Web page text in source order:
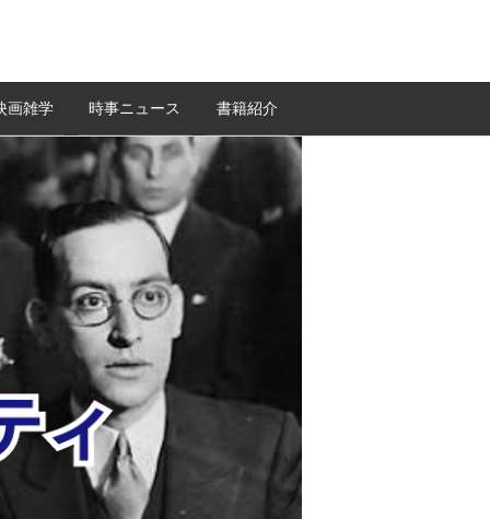
画雑学 時事ニュース 書籍紹介